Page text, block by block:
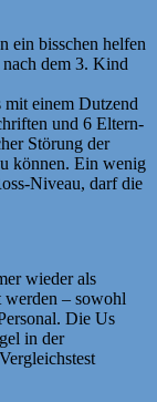
ein bisschen helfen
nach dem 3. Kind
einem Dutzend
und 6 Eltern-
Störung der
können. Ein wenig
Niveau, darf die
wieder als
werden – sowohl
Die Us
in der